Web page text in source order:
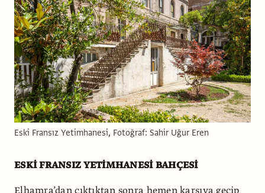
Eski Fransız Yetimhanesi, Fotoğraf: Sahir Uğur Eren
ESKİ FRANSIZ YETİMHANESİ BAHÇESİ